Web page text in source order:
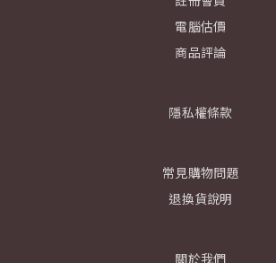
電腦估價
商品評論
隱私權條款
常見購物問題
退換貨說明
關於我們